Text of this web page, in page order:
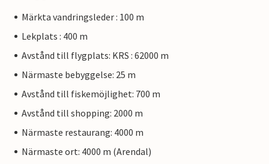
Märkta vandringsleder : 100 m
Lekplats : 400 m
Avstånd till flygplats: KRS : 62000 m
Närmaste bebyggelse: 25 m
Avstånd till fiskemöjlighet: 700 m
Avstånd till shopping: 2000 m
Närmaste restaurang: 4000 m
Närmaste ort: 4000 m (Arendal)